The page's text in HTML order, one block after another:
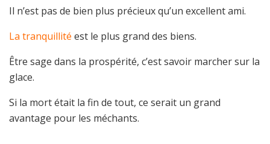
Il n’est pas de bien plus précieux qu’un excellent ami.
La tranquillité est le plus grand des biens.
Être sage dans la prospérité, c’est savoir marcher sur la
glace.
Si la mort était la fin de tout, ce serait un grand
avantage pour les méchants.